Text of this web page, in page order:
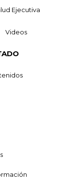
Ejecutiva
Videos